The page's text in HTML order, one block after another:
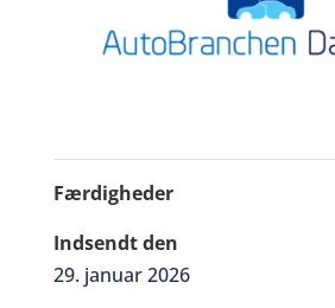
Færdigheder
Indsendt den
29. januar 2026